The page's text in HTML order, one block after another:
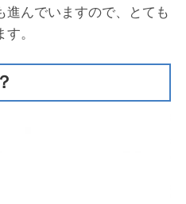
進んでいますので、とても
。